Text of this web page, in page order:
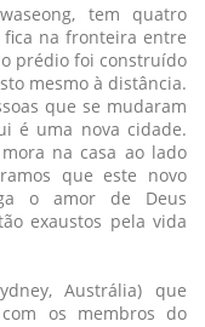
tem quatro
na fronteira entre
o prédio foi construído
mesmo à distância.
que se mudaram
é uma nova cidade.
na casa ao lado
que este novo
o amor de Deus
exaustos pela vida
Austrália) que
os membros do